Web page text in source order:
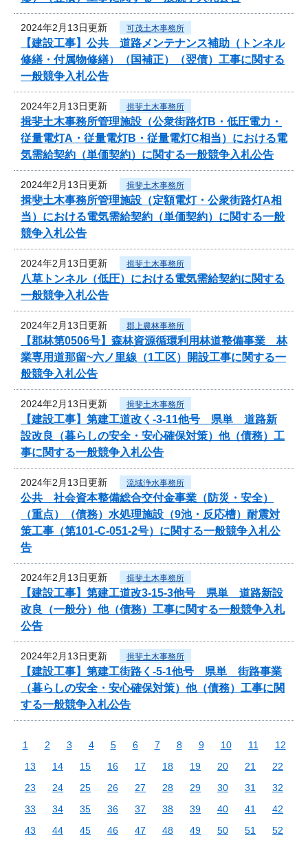
2024年2月13日更新 可茂土木事務所
【建設工事】公共 道路メンテナンス補助（トンネル
修繕・付属物修繕）（国補正）（翌債）工事に関する
一般競争入札公告
2024年2月13日更新 揖斐土木事務所
揖斐土木事務所管理施設（公衆街路灯B・低圧電力・
従量電灯A・従量電灯B・従量電灯C相当）における電
気需給契約（単価契約）に関する一般競争入札公告
2024年2月13日更新 揖斐土木事務所
揖斐土木事務所管理施設（定額電灯・公衆街路灯A相
当）における電気需給契約（単価契約）に関する一般
競争入札公告
2024年2月13日更新 揖斐土木事務所
八草トンネル（低圧）における電気需給契約に関する
一般競争入札公告
2024年2月13日更新 郡上農林事務所
【郡林第0506号】森林資源循環利用林道整備事業 林
業専用道那留~六ノ里線（1工区）開設工事に関する一
般競争入札公告
2024年2月13日更新 揖斐土木事務所
【建設工事】第建工道改く-3-11他号 県単 道路新
設改良（暮らしの安全・安心確保対策）他（債務）工
事に関する一般競争入札公告
2024年2月13日更新 流域浄水事務所
公共 社会資本整備総合交付金事業（防災・安全）
（重点）（債務）水処理施設（9池・反応槽）耐震対
策工事（第101-C-051-2号）に関する一般競争入札公
告
2024年2月13日更新 揖斐土木事務所
【建設工事】第建工道改3-15-3他号 県単 道路新設
改良（一般分）他（債務）工事に関する一般競争入札
公告
2024年2月13日更新 揖斐土木事務所
【建設工事】第建工街路く-5-1他号 県単 街路事業
（暮らしの安全・安心確保対策）他（債務）工事に関
する一般競争入札公告
1 2 3 4 5 6 7 8 9 10 11
12
13
14 15 16 17 18 19 20 21
22
23
24 25 26 27 28 29 30 31
32
33
34 35 36 37 38 39 40 41
42
43
44 45 46 47 48 49 50 51
52